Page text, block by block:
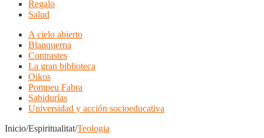
Regalo
Salud
A cielo abierto
Blanquerna
Contrastes
La gran biblioteca
Oikos
Pompeu Fabra
Sabidurías
Universidad y acción socioeducativa
Inicio/Espiritualitat/Teologia